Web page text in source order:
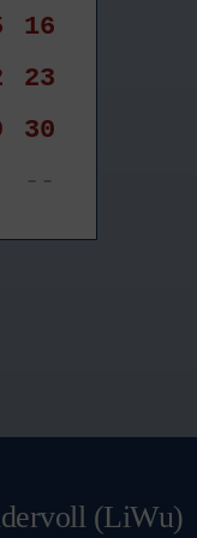
16
23
30
--
(LiWu)